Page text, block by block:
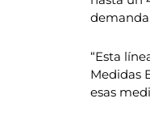
“Esta
Medidas
esas